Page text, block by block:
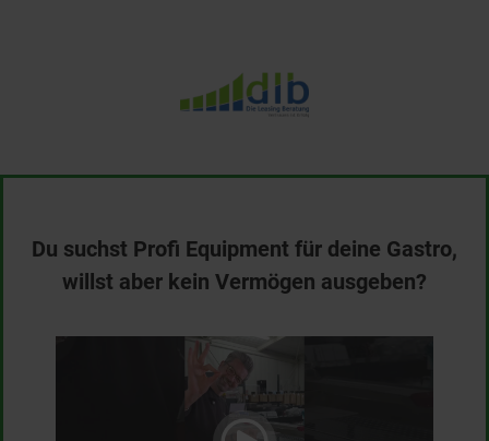
Du suchst Profi Equipment für deine Gastro,
willst aber kein Vermögen ausgeben?